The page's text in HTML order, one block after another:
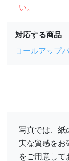
い。
対応する商品
ロールアップ
写真では、紙
実な質感をお
をご用意して